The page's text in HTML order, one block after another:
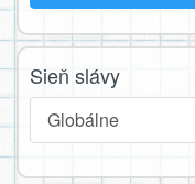
Sieň slávy
Globálne